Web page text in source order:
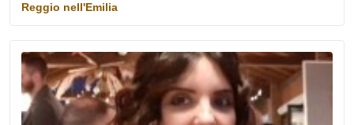
Reggio nell'Emilia